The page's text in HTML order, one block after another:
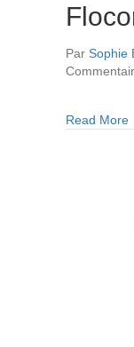
Par Sophie
Read More